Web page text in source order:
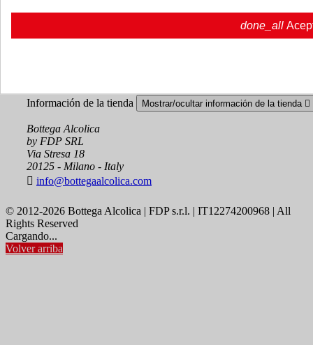
Su cuenta Mostrar/ocultar enlaces de tu cuenta
Seguimiento del pedido
Información de la tienda Mostrar/ocultar información de la tienda 
Bottega Alcolica
by FDP SRL
Via Stresa 18
20125 - Milano - Italy
 info@bottegaalcolica.com
© 2012-2026 Bottega Alcolica | FDP s.r.l. | IT12274200968 | All
Rights Reserved
Cargando...
Volver arriba
done_all